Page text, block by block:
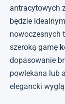
antracytowych
będzie
nowoczesnych
szeroką gamę
dopasowanie
powlekana lub
elegancki